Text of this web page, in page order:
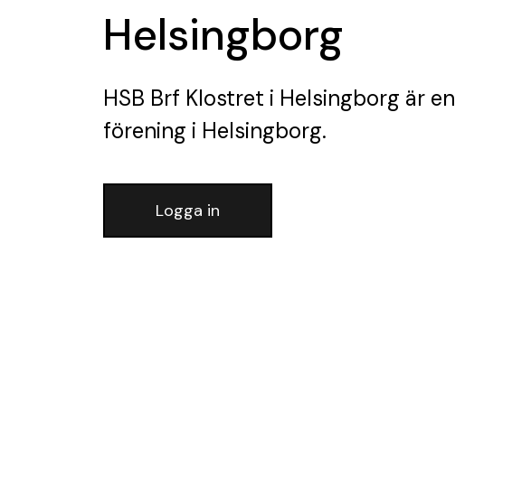
Helsingborg
HSB Brf Klostret i Helsingborg är en
förening i Helsingborg.
Logga in